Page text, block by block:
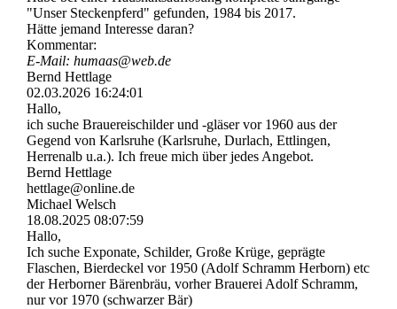
"Unser Steckenpferd" gefunden, 1984 bis 2017.
Hätte jemand Interesse daran?
Kommentar:
E-Mail: humaas@web.de
Bernd Hettlage
02.03.2026 16:24:01
Hallo,
ich suche Brauereischilder und -gläser vor 1960 aus der
Gegend von Karlsruhe (Karlsruhe, Durlach, Ettlingen,
Herrenalb u.a.). Ich freue mich über jedes Angebot.
Bernd Hettlage
hettlage@online.de
Michael Welsch
18.08.2025 08:07:59
Hallo,
Ich suche Exponate, Schilder, Große Krüge, geprägte
Flaschen, Bierdeckel vor 1950 (Adolf Schramm Herborn) etc
der Herborner Bärenbräu, vorher Brauerei Adolf Schramm,
nur vor 1970 (schwarzer Bär)